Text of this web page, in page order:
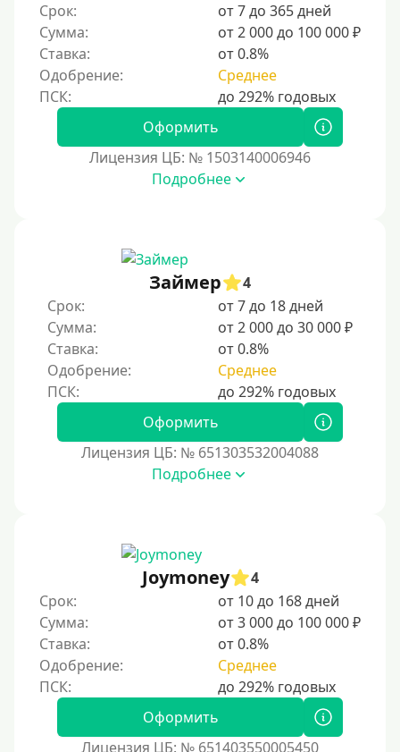
Для бизнеса
Документы
Без документов
По ИНН
По загранпаспорту
По паспорту
Без паспорта
По фото
Без фото
Без подтверждения дохода
Без справок и поручителей
С пролонгацией (продлением)
Под высокий процент
Без комиссии
В рассрочку
С ежемесячным платежом
Бесплатно
Срок:
от 7 до 365 дней
Сумма:
от 2 000 до 100 000 ₽
Ставка:
от 0.8%
Одобрение:
Среднее
Оформить
Лицензия ЦБ: № 1503140006946
Подробнее
Займер
4
Срок:
от 7 до 18 дней
Сумма:
от 2 000 до 30 000 ₽
Ставка:
от 0.8%
Одобрение:
Среднее
Оформить
Лицензия ЦБ: № 651303532004088
Подробнее
Joymoney
4
Срок:
от 10 до 168 дней
Сумма:
от 3 000 до 100 000 ₽
Ставка:
от 0.8%
Одобрение:
Среднее
Оформить
Лицензия ЦБ: № 651403550005450